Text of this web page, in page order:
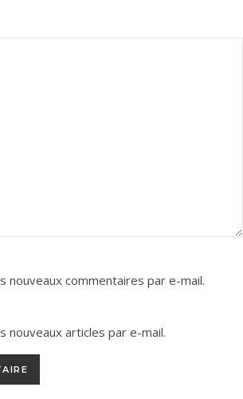
nouveaux commentaires par e-mail.
nouveaux articles par e-mail.